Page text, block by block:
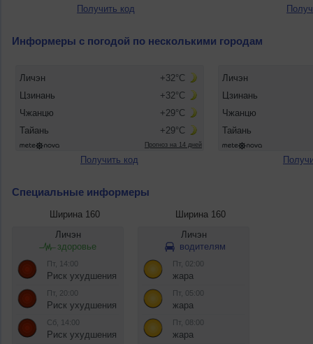
Получить код
Информеры с погодой по несколькими городам
Получить код
Специальные информеры
Ширина 160 Ширина 160